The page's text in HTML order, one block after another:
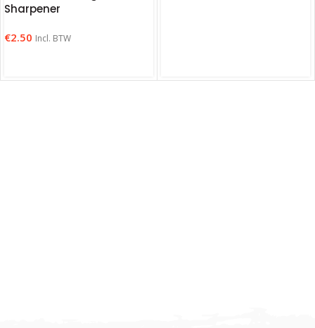
Sharpener
€2.50 Incl. BTW